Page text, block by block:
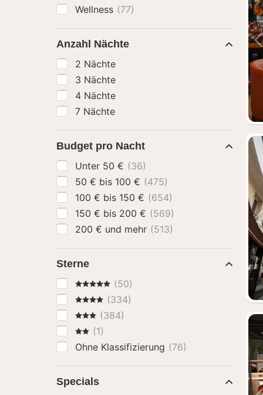
Wellness (77)
Anzahl Nächte
2 Nächte
3 Nächte
4 Nächte
7 Nächte
Budget pro Nacht
Unter 50 € (36)
50 € bis 100 € (475)
100 € bis 150 € (654)
150 € bis 200 € (569)
200 € und mehr (513)
Sterne
5 Sterne (50)
4 Sterne(334)
3 Sterne(384)
2 Sterne
(1)
Ohne Klassifizierung (76)
Specials